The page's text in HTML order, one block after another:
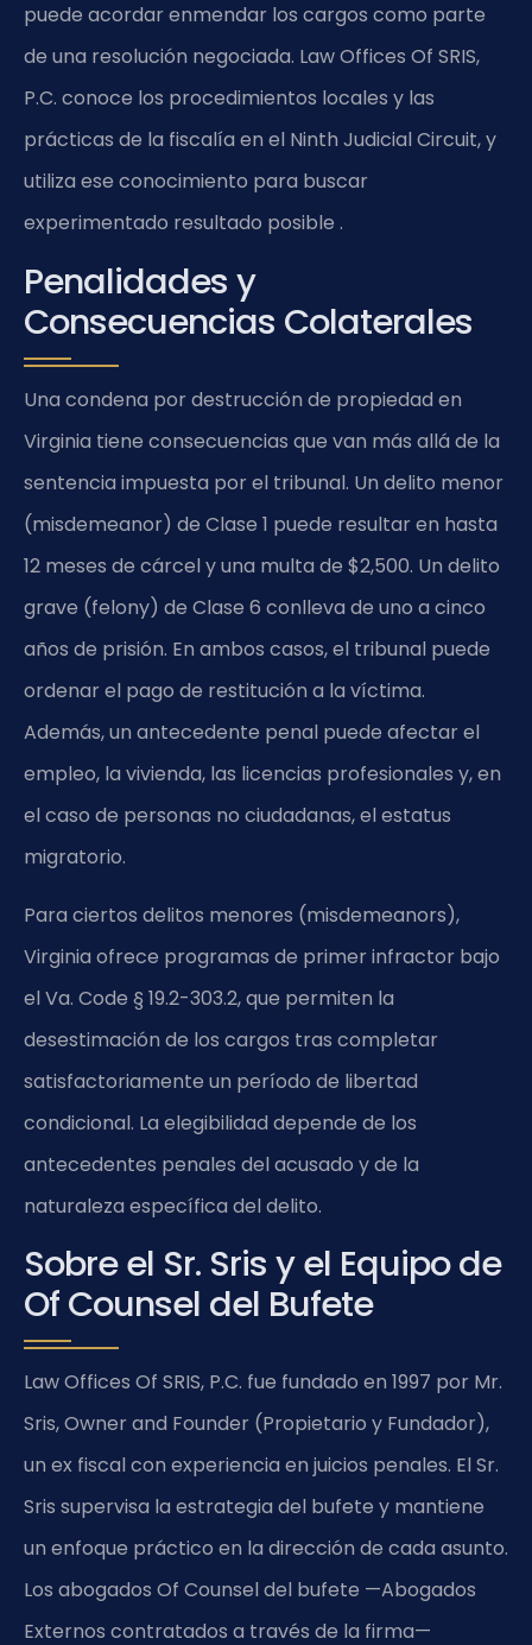
puede acordar enmendar los cargos como parte
de una resolución negociada. Law Offices Of SRIS,
P.C. conoce los procedimientos locales y las
prácticas de la fiscalía en el Ninth Judicial Circuit, y
utiliza ese conocimiento para buscar
experimentado resultado posible .
Penalidades y
Consecuencias Colaterales
Una condena por destrucción de propiedad en
Virginia tiene consecuencias que van más allá de la
sentencia impuesta por el tribunal. Un delito menor
(misdemeanor) de Clase 1 puede resultar en hasta
12 meses de cárcel y una multa de $2,500. Un delito
grave (felony) de Clase 6 conlleva de uno a cinco
años de prisión. En ambos casos, el tribunal puede
ordenar el pago de restitución a la víctima.
Además, un antecedente penal puede afectar el
empleo, la vivienda, las licencias profesionales y, en
el caso de personas no ciudadanas, el estatus
migratorio.
Para ciertos delitos menores (misdemeanors),
Virginia ofrece programas de primer infractor bajo
el Va. Code § 19.2-303.2, que permiten la
desestimación de los cargos tras completar
satisfactoriamente un período de libertad
condicional. La elegibilidad depende de los
antecedentes penales del acusado y de la
naturaleza específica del delito.
Sobre el Sr. Sris y el Equipo de
Of Counsel del Bufete
Law Offices Of SRIS, P.C. fue fundado en 1997 por Mr.
Sris, Owner and Founder (Propietario y Fundador),
un ex fiscal con experiencia en juicios penales. El Sr.
Sris supervisa la estrategia del bufete y mantiene
un enfoque práctico en la dirección de cada asunto.
Los abogados Of Counsel del bufete —Abogados
Externos contratados a través de la firma—